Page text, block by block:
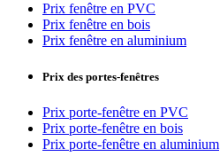
Prix fenêtre en PVC
Prix fenêtre en bois
Prix fenêtre en aluminium
Prix des portes-fenêtres
Prix porte-fenêtre en PVC
Prix porte-fenêtre en bois
Prix porte-fenêtre en aluminium